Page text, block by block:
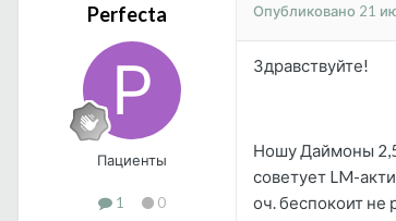
Perfecta
Пациенты
1 0
Опубликовано 21
Здравствуйте!
Ношу Даймоны 2,5
советует LM-
оч. беспокоит не